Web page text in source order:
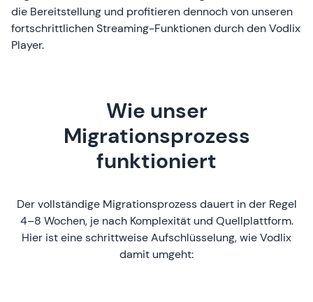
die Bereitstellung und profitieren dennoch von unseren
fortschrittlichen Streaming-Funktionen durch den Vodlix
Player.
Wie unser
Migrationsprozess
funktioniert
Der vollständige Migrationsprozess dauert in der Regel
4–8 Wochen, je nach Komplexität und Quellplattform.
Hier ist eine schrittweise Aufschlüsselung, wie Vodlix
damit umgeht: